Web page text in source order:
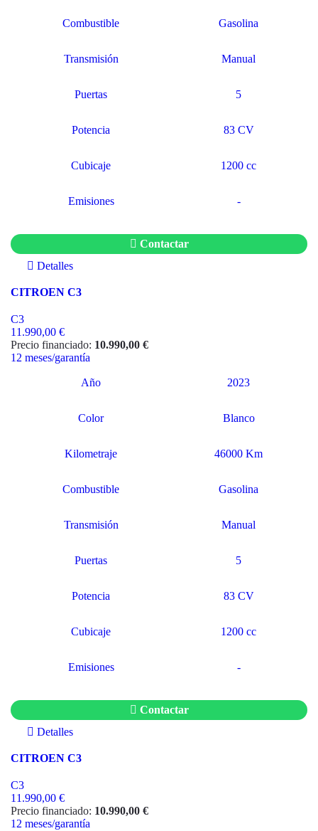
Combustible Gasolina
Transmisión Manual
Puertas 5
Potencia 83 CV
Cubicaje 1200 cc
Emisiones -
Contactar
Detalles
CITROEN C3
C3
11.990,00 €
Precio financiado: 10.990,00 €
12 meses/garantía
Año 2023
Color Blanco
Kilometraje 46000 Km
Combustible Gasolina
Transmisión Manual
Puertas 5
Potencia 83 CV
Cubicaje 1200 cc
Emisiones -
Contactar
Detalles
CITROEN C3
C3
11.990,00 €
Precio financiado: 10.990,00 €
12 meses/garantía